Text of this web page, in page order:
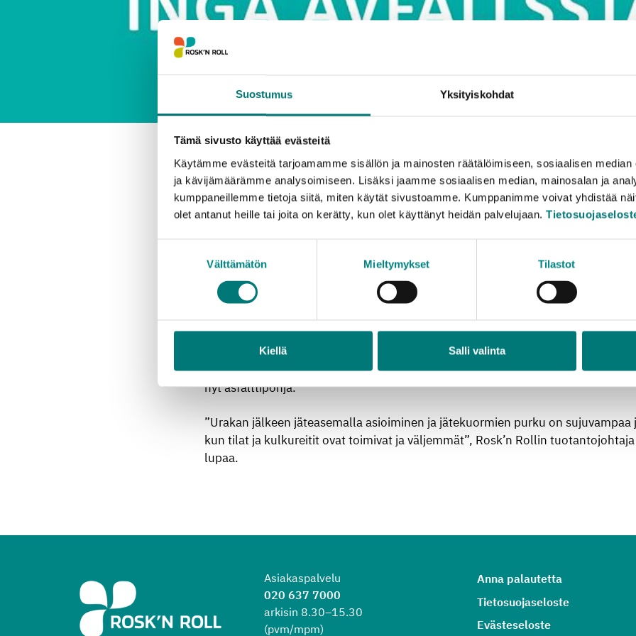
Suostumus Yksityiskohdat
Tämä sivusto käyttää evästeitä
Käytämme evästeitä tarjoamamme sisällön ja mainosten räätälöimiseen, sosiaalisen
ja kävijämäärämme analysoimiseen. Lisäksi jaamme sosiaalisen median, mainosalan ja
kumppaneillemme tietoja siitä, miten käytät sivustoamme. Kumppanimme voivat yhdistää
olet antanut heille tai joita on kerätty, kun olet käyttänyt heidän palvelujaan.
Välttämätön Mieltymykset Tilastot
Kiellä Salli valinta
Inkoon jäteasema laajenee
Rosk’n Rollin jäteasema Inkoossa laajenee. Tällä viikolla alkava
suunnitelman mukaan kaksi kuukautta. Urakan edetessä eri jätteiden
saattavat vaihdella. Jäteaseman henkilökunta neuvoo asiakkaita jätteiden
purkamisessa.
Lisätilaa tarvitaan, koska mm. lisääntyneen lajittelun myötä eri jätelajien määrä
esimerkiksi puujätteen vastaanottokenttä on kaivannut parempia kulkureittejä
nyt asfalttipohja.
”Urakan jälkeen jäteasemalla asioiminen ja jätekuormien purku on
kun tilat ja kulkureitit ovat toimivat ja väljemmät”, Rosk’n Rollin
lupaa.
Asiakaspalvelu
020 637 7000
arkisin 8.30–15.30
(pvm/mpm)
Anna palautetta
Tietosuojaseloste
Evästeseloste